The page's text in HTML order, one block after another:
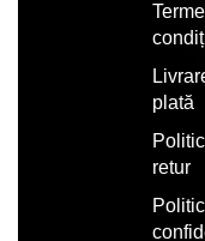
plată
retur